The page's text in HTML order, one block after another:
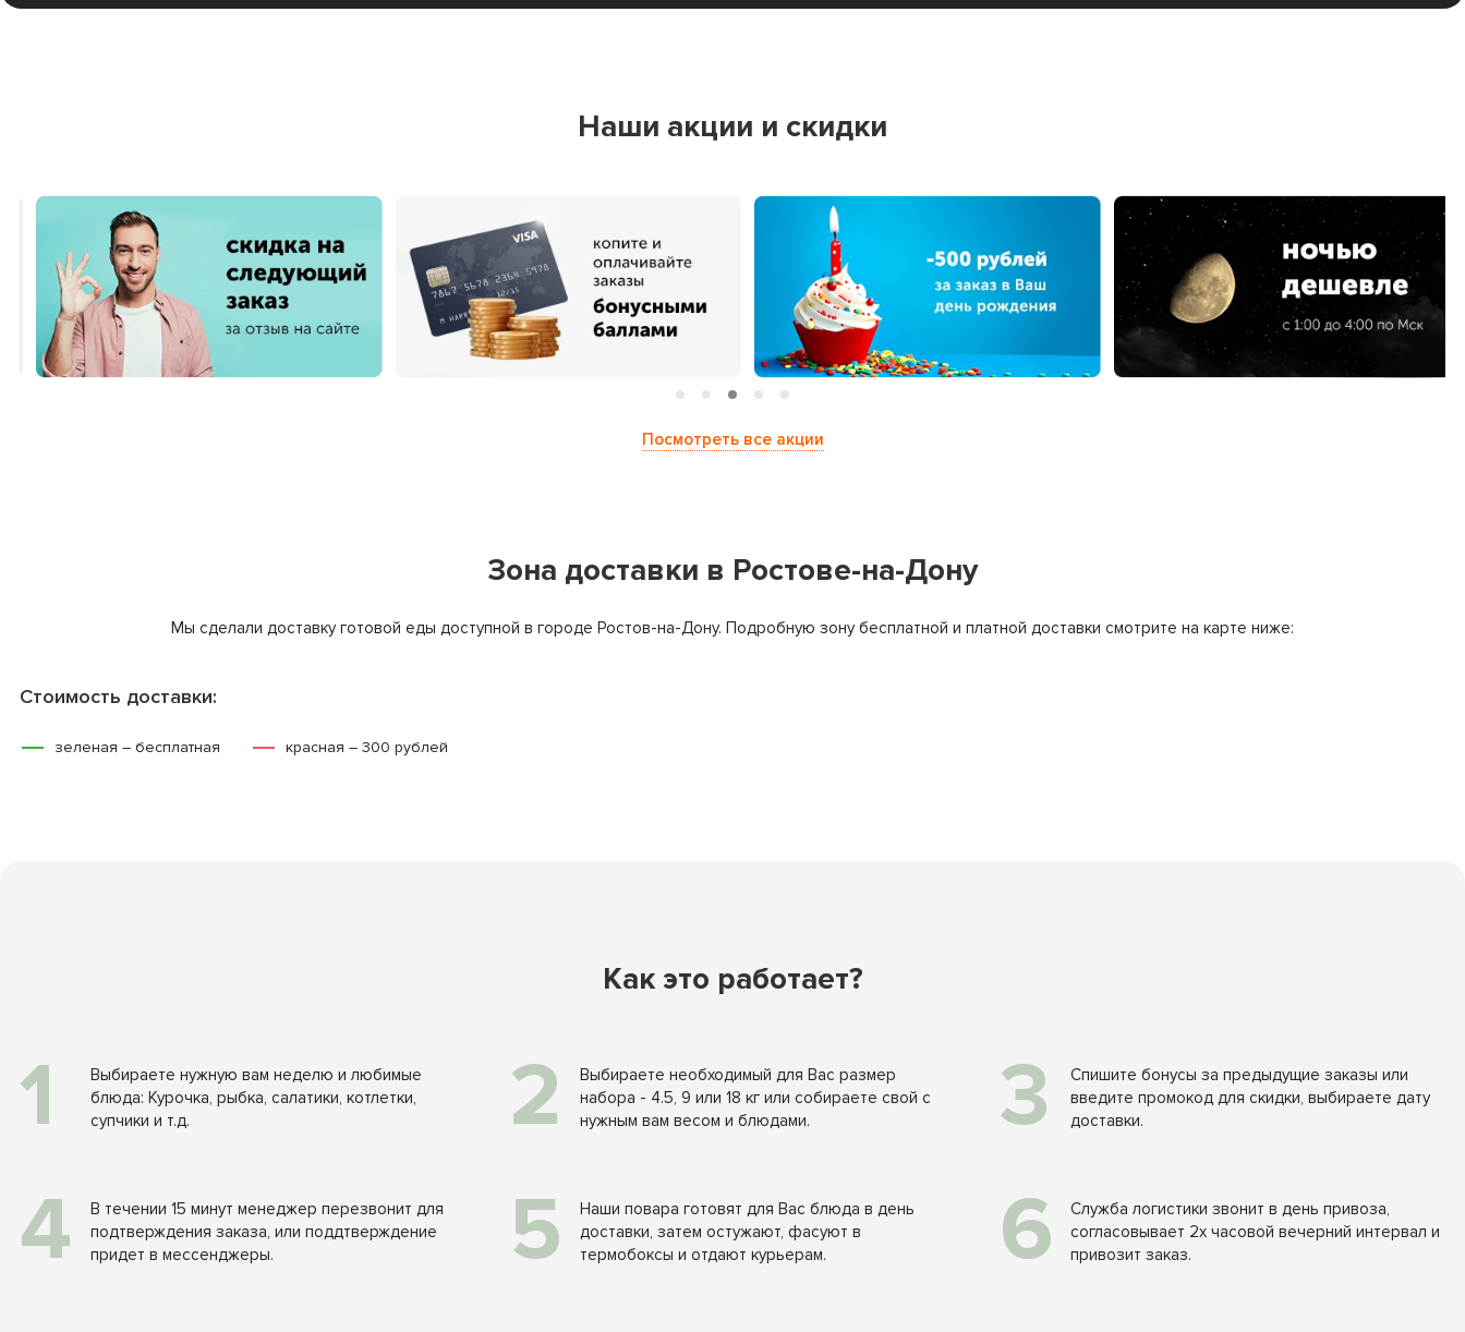
Наши акции и скидки
Посмотреть все акции
Зона доставки в Ростове-на-Дону
Мы сделали доставку готовой еды доступной в городе Ростов-на-Дону. Подробную зону бесплатной и платной доставки смотрите на карте ниже:
Стоимость доставки:
зеленая – бесплатная красная – 300 рублей
Как это работает?
1
Выбираете нужную вам неделю и любимые
блюда: Курочка, рыбка, салатики, котлетки,
супчики и т.д.
2
Выбираете необходимый для Вас размер
набора - 4.5, 9 или 18 кг или собираете свой с
нужным вам весом и блюдами.
3
Спишите бонусы за предыдущие заказы или
введите промокод для скидки, выбираете дату
доставки.
4
В течении 15 минут менеджер перезвонит для
подтверждения заказа, или поддтверждение
придет в мессенджеры.
5
Наши повара готовят для Вас блюда в день
доставки, затем остужают, фасуют в
термобоксы и отдают курьерам.
6
Служба логистики звонит в день привоза,
согласовывает 2х часовой вечерний интервал и
привозит заказ.